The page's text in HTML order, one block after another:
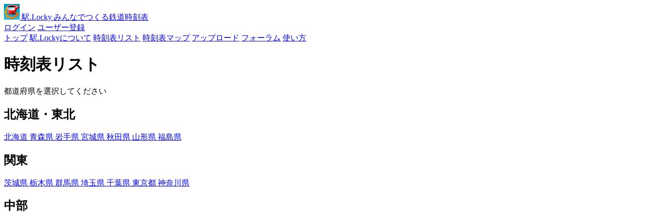
駅.Locky みんなでつくる鉄道時刻表
ログイン ユーザー登録
トップ 駅.Lockyについて 時刻表リスト 時刻表マップ アップロード フォーラム 使い方
時刻表リスト
都道府県を選択してください
北海道・東北
北海道 青森県 岩手県 宮城県 秋田県 山形県 福島県
関東
茨城県 栃木県 群馬県 埼玉県 千葉県 東京都 神奈川県
中部